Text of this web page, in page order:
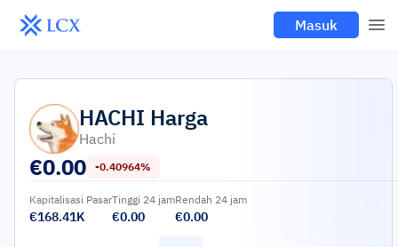
Masuk
HACHI Harga
Hachi
€0.00 -0.40964%
Kapitalisasi Pasar
€168.41K
Tinggi 24 jam
€0.00
Rendah 24 jam
€0.00